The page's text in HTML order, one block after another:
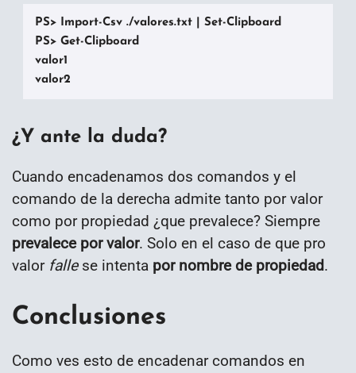
PS> Import-Csv ./valores.txt | Set-Clipboard
PS> Get-Clipboard
valor1
valor2
¿Y ante la duda?
Cuando encadenamos dos comandos y el
comando de la derecha admite tanto por valor
como por propiedad ¿que prevalece? Siempre
prevalece por valor. Solo en el caso de que pro
valor fallese intenta por nombre de propiedad.
Conclusiones
Como ves esto de encadenar comandos en